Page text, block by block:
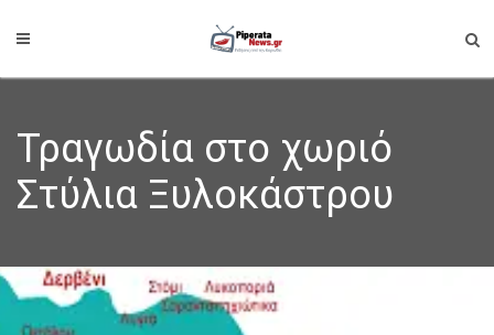
Τραγωδία στο χωριό
Στύλια Ξυλοκάστρου